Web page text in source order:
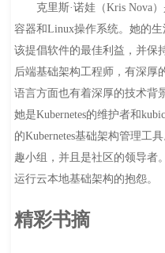
克里斯·诺娃（Kris Nova）
容器和Linux操作系统。她的
该提倡软件的最佳利益，并保
后端基础架构工程师，有深厚
语言方面也有着深厚的技术背
她是Kubernetes的维护者和
的Kubernetes基础架构管理工
趣小组，并且是社区的领导者
运行云本地基础架构的抱怨。
精彩书摘